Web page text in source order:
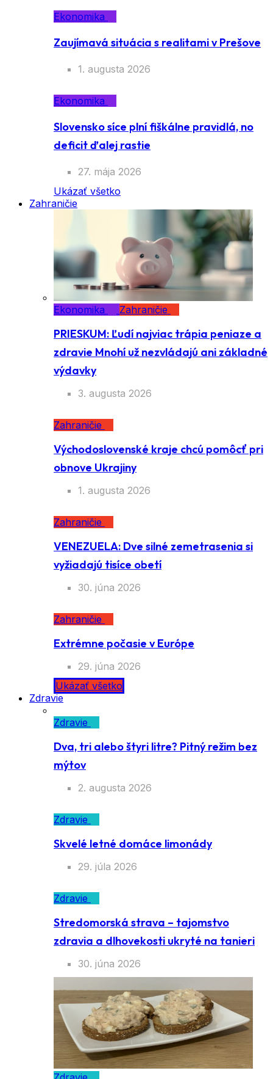
Ekonomika
Zaujímavá situácia s realitami v Prešove
1. augusta 2026
Ekonomika
Slovensko síce plní fiškálne pravidlá, no
deficit ďalej rastie
27. mája 2026
Ukázať všetko
Zahraničie
Ekonomika Zahraničie
PRIESKUM: Ľudí najviac trápia peniaze a
zdravie Mnohí už nezvládajú ani základné
výdavky
3. augusta 2026
Zahraničie
Východoslovenské kraje chcú pomôcť pri
obnove Ukrajiny
1. augusta 2026
Zahraničie
VENEZUELA: Dve silné zemetrasenia si
vyžiadajú tisíce obetí
30. júna 2026
Zahraničie
Extrémne počasie v Európe
29. júna 2026
Ukázať všetko
Zdravie
Zdravie
Dva, tri alebo štyri litre? Pitný režim bez
mýtov
2. augusta 2026
Zdravie
Skvelé letné domáce limonády
29. júla 2026
Zdravie
Stredomorská strava – tajomstvo
zdravia a dlhovekosti ukryté na tanieri
30. júna 2026